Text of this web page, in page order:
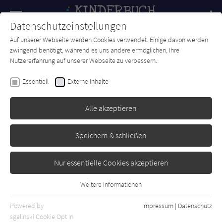
SUCHE Forum Charts Newsletter
Nelly Möhle
Kaya Silberflügel - Zwischen
Himmel und Freundschaft
Sauerländer
Datenschutzeinstellungen
Auf unserer Webseite werden Cookies verwendet. Einige davon werden
zwingend benötigt, während es uns andere ermöglichen, Ihre
Nutzererfahrung auf unserer Webseite zu verbessern.
Essentiell Externe Inhalte
Alle akzeptieren
Speichern & schließen
Nur essentielle Cookies akzeptieren
Essentielle Cookies werden für grundlegende Funktionen der
Webseite benötigt. Dadurch ist gewährleistet, dass die Webseite
Weitere Informationen
Powered by
sgalinski Cookie Opt In
Impressum | Datenschutz